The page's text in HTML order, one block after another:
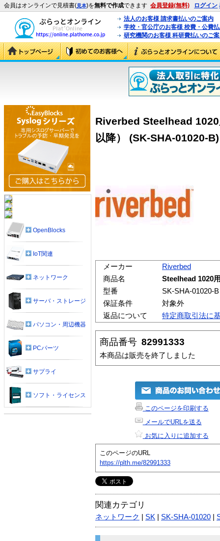
会員はオンラインで見積書(見本)を無料で作成できます 会員登録(無料) ログイン
法人のお客様 請求書払いのご案内
学校・官公庁のお客様 校費・公費
研究機関のお客様 科研費払いのご
Riverbed Steelhead
以降） (SK-SHA-01020-B)
メーカー
Riverbed
商品名
Steelhead 1020
型番
SK-SHA-01020-B
保証条件
対象外
返品について
特定商取引法に
商品番号 82991333
本商品は販売を終了しました
このページを印刷する
メールでURLを送る
お気に入りに追加する
このページのURL
https://plth.me/82991333
関連カテゴリ
ネットワーク SK SK-SHA-01020
OpenBlocks
IoT関連
ネットワーク
サーバ・ストレージ
パソコン・周辺機器
PCパーツ
サプライ
ソフト・ライセンス